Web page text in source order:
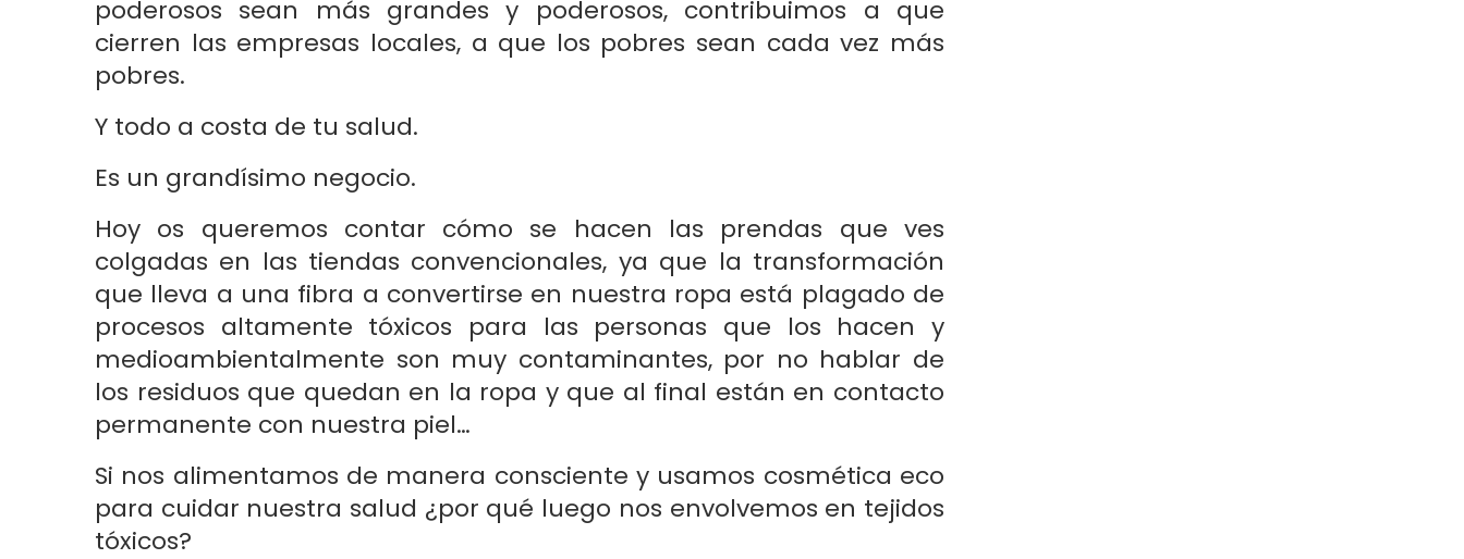
poderosos sean más grandes y poderosos, contribuimos a que
cierren las empresas locales, a que los pobres sean cada vez más
pobres.
Y todo a costa de tu salud.
Es un grandísimo negocio.
Hoy os queremos contar cómo se hacen las prendas que ves
colgadas en las tiendas convencionales, ya que la transformación
que lleva a una fibra a convertirse en nuestra ropa está plagado de
procesos altamente tóxicos para las personas que los hacen y
medioambientalmente son muy contaminantes, por no hablar de
los residuos que quedan en la ropa y que al final están en contacto
permanente con nuestra piel…
Si nos alimentamos de manera consciente y usamos cosmética eco
para cuidar nuestra salud ¿por qué luego nos envolvemos en tejidos
tóxicos?